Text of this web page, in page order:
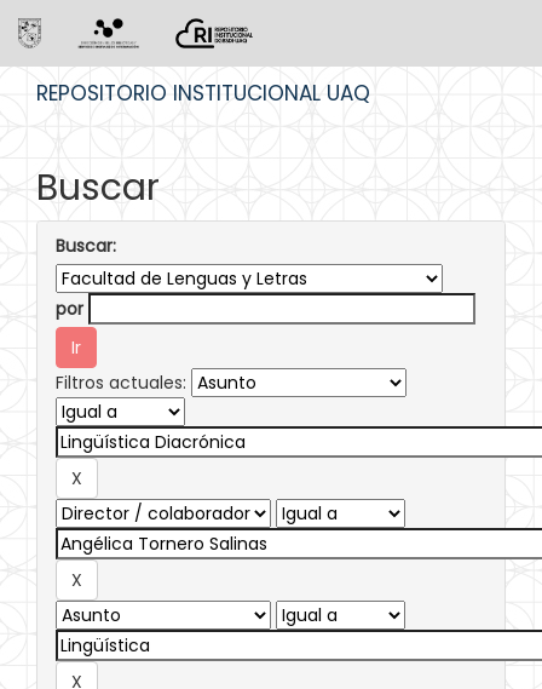
REPOSITORIO INSTITUCIONAL UAQ
Buscar
Buscar:
por
Filtros actuales: